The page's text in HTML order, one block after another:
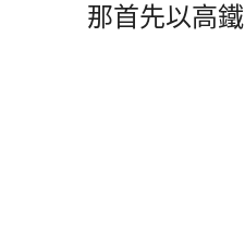
那首先以高